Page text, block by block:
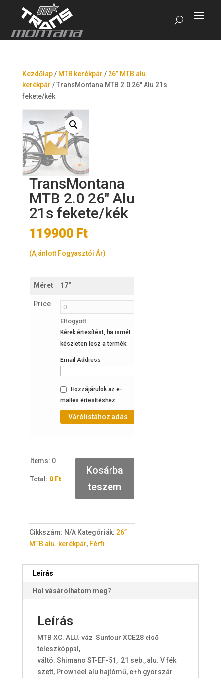
Kezdőlap/ MTB kerékpár / 26” MTB alu.
kerékpár /TransMontana MTB 2.0 26″ Alu 21s
fekete/kék
TransMontana
MTB 2.0 26″ Alu
21s fekete/kék
119900 Ft
(Ajánlott Fogyasztói Ár)
Méret 17"
Price
Elfogyott
Kérek értesítést, ha ismét
készleten lesz a termék:
Email Address
Hozzájárulok az e-
mailes értesítéshez.
Várólistához adás
Items: 0
Total : 0 Ft
e
m
s
Y
o
u
Kosárba
teszem
Cikkszám: N/A Kategóriák: 26”
MTB alu. kerékpár, Férfi
Leírás
Hol vásárolhatom meg?
Leírás
MTB XC. ALU. váz Suntour XCE28 első
teleszkóppal,
váltó: Shimano ST-EF-51, 21 seb., alu. V fék
szett, Prowheel alu hajtómű, e+h gyorszár